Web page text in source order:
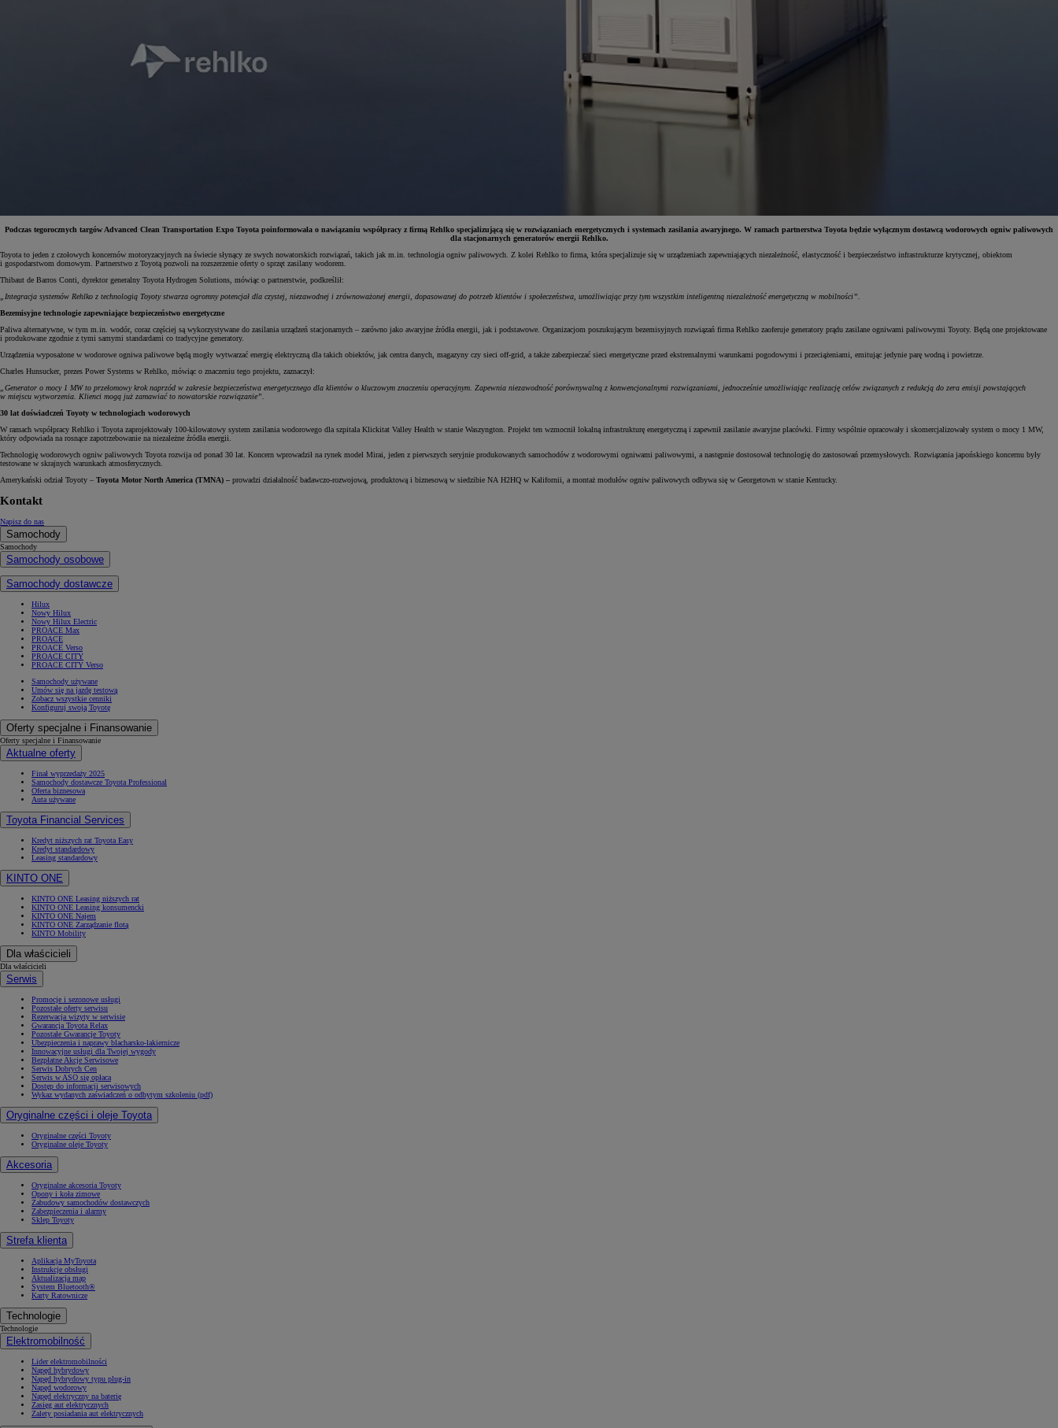
PROACE Max
RÓWNIEŻ ELECTRIC
Podczas tegorocznych targów Advanced Clean Transportation Expo Toyota poinformowała o nawiązaniu współpracy z firmą Rehlko specjalizującą się w rozwiązaniach energetycznych i systemach zasilania awaryjnego. W ramach partnerstwa Toyota będzie wyłącznym dostawcą wodorowych ogniw paliwowych
dla stacjonarnych generatorów energii Rehlko.
Toyota to jeden z czołowych koncernów motoryzacyjnych na świecie słynący ze swych nowatorskich rozwiązań, takich jak m.in. technologia ogniw paliwowych. Z kolei Rehlko to firma, która specjalizuje się w urządzeniach zapewniających niezależność, elastyczność i bezpieczeństwo infrastrukturze krytycznej, obiektom
i gospodarstwom domowym. Partnerstwo z Toyotą pozwoli na rozszerzenie oferty o sprzęt zasilany wodorem.
Thibaut de Barros Conti, dyrektor generalny Toyota Hydrogen Solutions, mówiąc o partnerstwie, podkreślił:
„Integracja systemów Rehlko z technologią Toyoty stwarza ogromny potencjał dla czystej, niezawodnej i zrównoważonej energii, dopasowanej do potrzeb klientów i społeczeństwa, umożliwiając przy tym wszystkim inteligentną niezależność energetyczną w mobilności”.
Bezemisyjne technologie zapewniające bezpieczeństwo energetyczne
Paliwa alternatywne, w tym m.in. wodór, coraz częściej są wykorzystywane do zasilania urządzeń stacjonarnych – zarówno jako awaryjne źródła energii, jak i podstawowe. Organizacjom poszukującym bezemisyjnych rozwiązań firma Rehlko zaoferuje generatory prądu zasilane ogniwami paliwowymi Toyoty. Będą one projektowane
i produkowane zgodnie z tymi samymi standardami co tradycyjne generatory.
Urządzenia wyposażone w wodorowe ogniwa paliwowe będą mogły wytwarzać energię elektryczną dla takich obiektów, jak centra danych, magazyny czy sieci off-grid, a także zabezpieczać sieci energetyczne przed ekstremalnymi warunkami pogodowymi i przeciążeniami, emitując jedynie parę wodną i powietrze.
Charles Hunsucker, prezes Power Systems w Rehlko, mówiąc o znaczeniu tego projektu, zaznaczył:
„Generator o mocy 1 MW to przełomowy krok naprzód w zakresie bezpieczeństwa energetycznego dla klientów o kluczowym znaczeniu operacyjnym. Zapewnia niezawodność porównywalną z konwencjonalnymi rozwiązaniami, jednocześnie umożliwiając realizację celów związanych z redukcją do zera emisji powstających
w miejscu wytworzenia. Klienci mogą już zamawiać to nowatorskie rozwiązanie”.
30 lat doświadczeń Toyoty w technologiach wodorowych
W ramach współpracy Rehlko i Toyota zaprojektowały 100-kilowatowy system zasilania wodorowego dla szpitala Klickitat Valley Health w stanie Waszyngton. Projekt ten wzmocnił lokalną infrastrukturę energetyczną i zapewnił zasilanie awaryjne placówki. Firmy wspólnie opracowały i skomercjalizowały system o mocy 1 MW,
który odpowiada na rosnące zapotrzebowanie na niezależne źródła energii.
Technologię wodorowych ogniw paliwowych Toyota rozwija od ponad 30 lat. Koncern wprowadził na rynek model Mirai, jeden z pierwszych seryjnie produkowanych samochodów z wodorowymi ogniwami paliwowymi, a następnie dostosował technologię do zastosowań przemysłowych. Rozwiązania japońskiego koncernu były
testowane w skrajnych warunkach atmosferycznych.
Amerykański odział Toyoty – Toyota Motor North America (TMNA) – prowadzi działalność badawczo-rozwojową, produktową i biznesową w siedzibie NA H2HQ w Kalifornii, a montaż modułów ogniw paliwowych odbywa się w Georgetown w stanie Kentucky.
Kontakt
Napisz do nas
Samochody
Samochody
Samochody osobowe
Samochody dostawcze
Hilux
Nowy Hilux
Nowy Hilux Electric
PROACE Max
PROACE
PROACE Verso
PROACE CITY
PROACE CITY Verso
Samochody używane
Umów się na jazdę testową
Zobacz wszystkie cenniki
Konfiguruj swoją Toyotę
Oferty specjalne i Finansowanie
Oferty specjalne i Finansowanie
Aktualne oferty
Finał wyprzedaży 2025
Samochody dostawcze Toyota Professional
Oferta biznesowa
Auta używane
Toyota Financial Services
Kredyt niższych rat Toyota Easy
Kredyt standardowy
Leasing standardowy
KINTO ONE
KINTO ONE Leasing niższych rat
KINTO ONE Leasing konsumencki
KINTO ONE Najem
KINTO ONE Zarządzanie flotą
KINTO Mobility
Dla właścicieli
Dla właścicieli
Serwis
Promocje i sezonowe usługi
Pozostałe oferty serwisu
Rezerwacja wizyty w serwisie
Gwarancja Toyota Relax
Pozostałe Gwarancje Toyoty
Ubezpieczenia i naprawy blacharsko-lakiernicze
Innowacyjne usługi dla Twojej wygody
Bezpłatne Akcje Serwisowe
Serwis Dobrych Cen
Serwis w ASO się opłaca
Dostęp do informacji serwisowych
Wykaz wydanych zaświadczeń o odbytym szkoleniu (pdf)
Oryginalne części i oleje Toyota
Oryginalne części Toyoty
Oryginalne oleje Toyoty
Akcesoria
Oryginalne akcesoria Toyoty
Opony i koła zimowe
Zabudowy samochodów dostawczych
Zabezpieczenia i alarmy
Sklep Toyoty
Strefa klienta
Aplikacja MyToyota
Instrukcje obsługi
Aktualizacja map
System Bluetooth®
Karty Ratownicze
Technologie
Technologie
Elektromobilność
Lider elektromobilności
Napęd hybrydowy
Napęd hybrydowy typu plug-in
Napęd wodorowy
Napęd elektryczny na baterię
Zasięg aut elektrycznych
Zalety posiadania aut elektrycznych